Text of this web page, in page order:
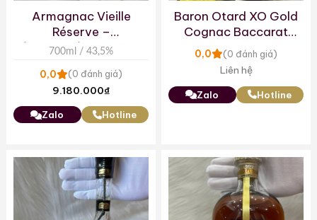
Armagnac Vieille
Réserve –
Sélectionnée par Lafite
700ml / 43,5%
0,0 (0 đánh giá)
9.180.000₫
Zalo Hotline
Baron Otard XO Gold
Cognac Baccarat
Decanter
0,0 (0 đánh giá)
Liên hệ
Zalo Hotline